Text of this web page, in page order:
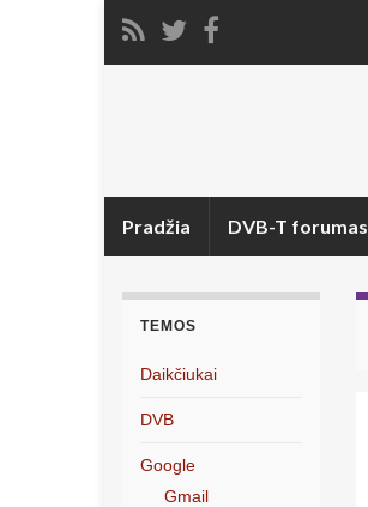
Pradžia DVB-T forumas
TEMOS
Daikčiukai
DVB
Google
Gmail